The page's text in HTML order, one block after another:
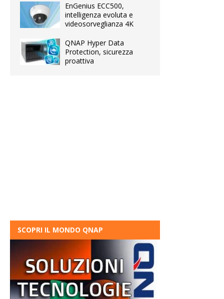
EnGenius ECC500,
intelligenza evoluta e
videosorveglianza 4K
QNAP Hyper Data
Protection, sicurezza
proattiva
SCOPRI IL MONDO QNAP